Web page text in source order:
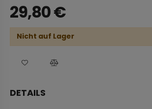
29,80€
Nicht auf Lager
DETAILS